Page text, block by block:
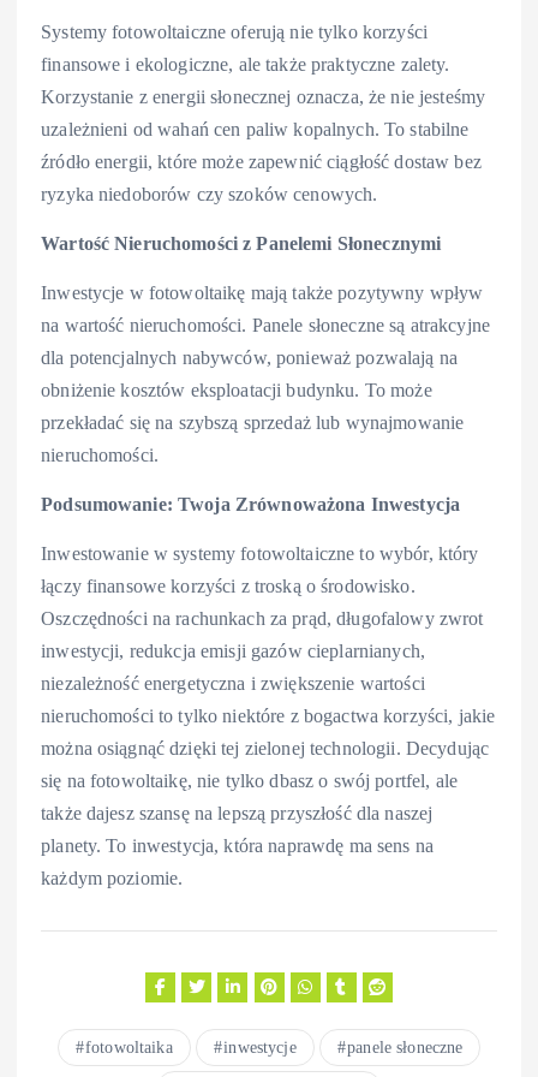
Systemy fotowoltaiczne oferują nie tylko korzyści
finansowe i ekologiczne, ale także praktyczne zalety.
Korzystanie z energii słonecznej oznacza, że nie jesteśmy
uzależnieni od wahań cen paliw kopalnych. To stabilne
źródło energii, które może zapewnić ciągłość dostaw bez
ryzyka niedoborów czy szoków cenowych.
Wartość Nieruchomości z Panelemi Słonecznymi
Inwestycje w fotowoltaikę mają także pozytywny wpływ
na wartość nieruchomości. Panele słoneczne są atrakcyjne
dla potencjalnych nabywców, ponieważ pozwalają na
obniżenie kosztów eksploatacji budynku. To może
przekładać się na szybszą sprzedaż lub wynajmowanie
nieruchomości.
Podsumowanie: Twoja Zrównoważona Inwestycja
Inwestowanie w systemy fotowoltaiczne to wybór, który
łączy finansowe korzyści z troską o środowisko.
Oszczędności na rachunkach za prąd, długofalowy zwrot
inwestycji, redukcja emisji gazów cieplarnianych,
niezależność energetyczna i zwiększenie wartości
nieruchomości to tylko niektóre z bogactwa korzyści, jakie
można osiągnąć dzięki tej zielonej technologii. Decydując
się na fotowoltaikę, nie tylko dbasz o swój portfel, ale
także dajesz szansę na lepszą przyszłość dla naszej
planety. To inwestycja, która naprawdę ma sens na
każdym poziomie.
fotowoltaika inwestycje panele słoneczne